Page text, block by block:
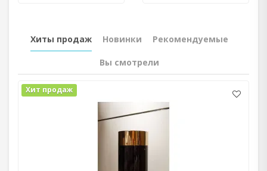
Хиты продаж Новинки Рекомендуемые
Вы смотрели
Хит продаж